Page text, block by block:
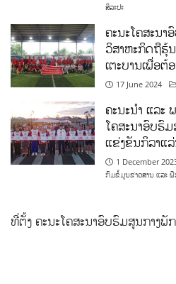
ສິລະປະ
ຄະນະໂຄສະນ
ວິສາຫະກິດຖືຮຸ້
ເຕະບານເພື່ອ
17 June 2024
ຄະນະນຳ ແລະ
ໂຄສະນາອົບຮົ
ແຂ່ງຂັນກິລາແ
1 December
ກົມຂໍ້ມູນຂ່າວສານ ແລະ
ທີ່ຕັ້ງ ຄະນະໂຄສະນາອົບຮົມສູນກາງພັກ